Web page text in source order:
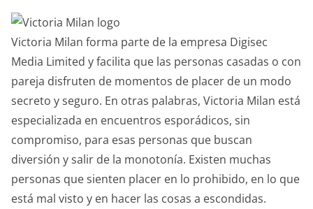
Victoria Milan forma parte de la empresa Digisec
Media Limited y facilita que las personas casadas o con
pareja disfruten de momentos de placer de un modo
secreto y seguro. En otras palabras, Victoria Milan está
especializada en encuentros esporádicos, sin
compromiso, para esas personas que buscan
diversión y salir de la monotonía. Existen muchas
personas que sienten placer en lo prohibido, en lo que
está mal visto y en hacer las cosas a escondidas.